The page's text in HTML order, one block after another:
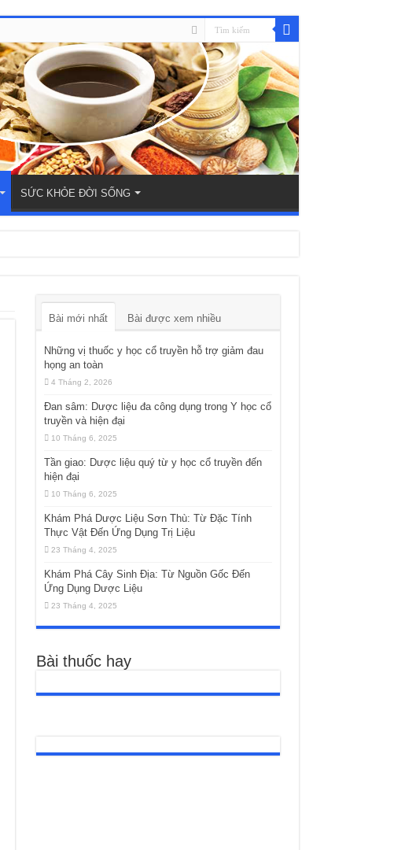
SỨC KHỎE ĐỜI SỐNG
Bài mới nhất Bài được xem nhiều
Những vị thuốc y học cổ truyền hỗ trợ giảm đau
họng an toàn
4 Tháng 2, 2026
Đan sâm: Dược liệu đa công dụng trong Y học cổ
truyền và hiện đại
10 Tháng 6, 2025
Tần giao: Dược liệu quý từ y học cổ truyền đến
hiện đại
10 Tháng 6, 2025
Khám Phá Dược Liệu Sơn Thù: Từ Đặc Tính
Thực Vật Đến Ứng Dụng Trị Liệu
23 Tháng 4, 2025
Khám Phá Cây Sinh Địa: Từ Nguồn Gốc Đến
Ứng Dụng Dược Liệu
23 Tháng 4, 2025
Bài thuốc hay